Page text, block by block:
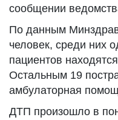
сообщении
По данным
человек, среди них
пациентов
Остальным 19
амбулаторная
ДТП произошло в